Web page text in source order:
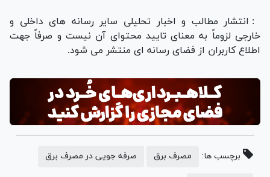
: انتشار مطالب و اخبار تحلیلی سایر رسانه های داخلی و
خارجی لزوماً به معنای تایید محتوای آن نیست و صرفاً جهت
اطلاع کاربران از فضای رسانه ای منتشر می شود.
برچسب ها: مصرف برق صرفه جویی در مصرف برق